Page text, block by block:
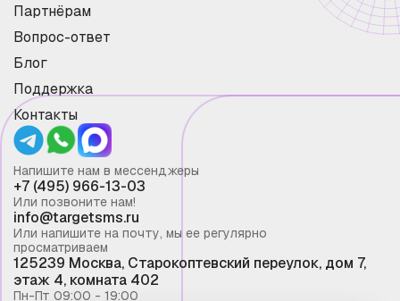
Партнёрам
Вопрос-ответ
Блог
Поддержка
Контакты
Напишите нам в мессенджеры
+7 (495) 966-13-03
Или позвоните нам!
info@targetsms.ru
Или напишите на почту, мы ее регулярно
просматриваем
125239 Москва, Старокоптевский переулок, дом 7,
этаж 4, комната 402
Пн-Пт 09:00 - 19:00